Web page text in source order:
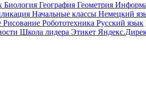
Биология География Геометрия
Начальные классы Немецкий
Рисование Робототехника Русский язык
Школа лидера Этикет